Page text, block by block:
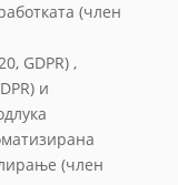
(член
GDPR) ,
и
(член